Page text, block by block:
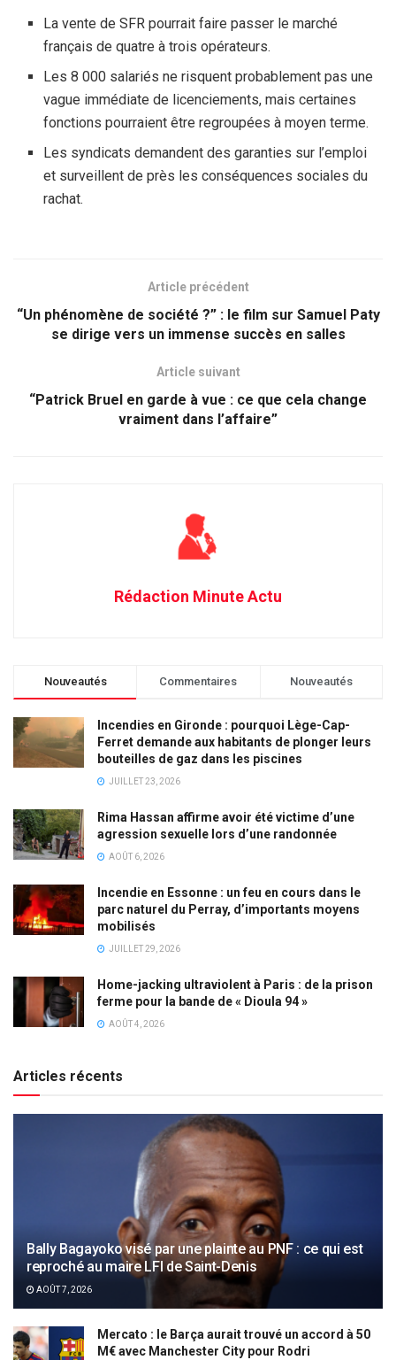
La vente de SFR pourrait faire passer le marché
français de quatre à trois opérateurs.
Les 8 000 salariés ne risquent probablement pas une
vague immédiate de licenciements, mais certaines
fonctions pourraient être regroupées à moyen terme.
Les syndicats demandent des garanties sur l’emploi
et surveillent de près les conséquences sociales du
rachat.
Article précédent
“Un phénomène de société ?” : le film sur Samuel Paty
se dirige vers un immense succès en salles
Article suivant
“Patrick Bruel en garde à vue : ce que cela change
vraiment dans l’affaire”
Rédaction Minute Actu
Nouveautés Commentaires Nouveautés
Incendies en Gironde : pourquoi Lège-Cap-
Ferret demande aux habitants de plonger leurs
bouteilles de gaz dans les piscines
JUILLET 23, 2026
Rima Hassan affirme avoir été victime d’une
agression sexuelle lors d’une randonnée
AOÛT 6, 2026
Incendie en Essonne : un feu en cours dans le
parc naturel du Perray, d’importants moyens
mobilisés
JUILLET 29, 2026
Home-jacking ultraviolent à Paris : de la prison
ferme pour la bande de « Dioula 94 »
AOÛT 4, 2026
Articles récents
Bally Bagayoko visé par une plainte au PNF : ce qui est
reproché au maire LFI de Saint-Denis
AOÛT 7, 2026
Mercato : le Barça aurait trouvé un accord à 50
M€ avec Manchester City pour Rodri